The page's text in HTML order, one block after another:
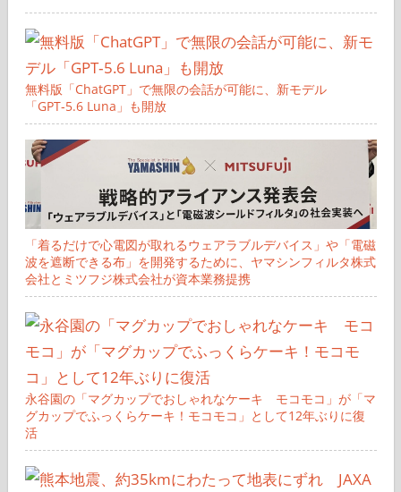
無料版「ChatGPT」で無限の会話が可能に、新モデル
「GPT‑5.6 Luna」も開放
「着るだけで心電図が取れるウェアラブルデバイス」や「電磁
波を遮断できる布」を開発するために、ヤマシンフィルタ株式
会社とミツフジ株式会社が資本業務提携
永谷園の「マグカップでおしゃれなケーキ モコモコ」が「マ
グカップでふっくらケーキ！モコモコ」として12年ぶりに復
活